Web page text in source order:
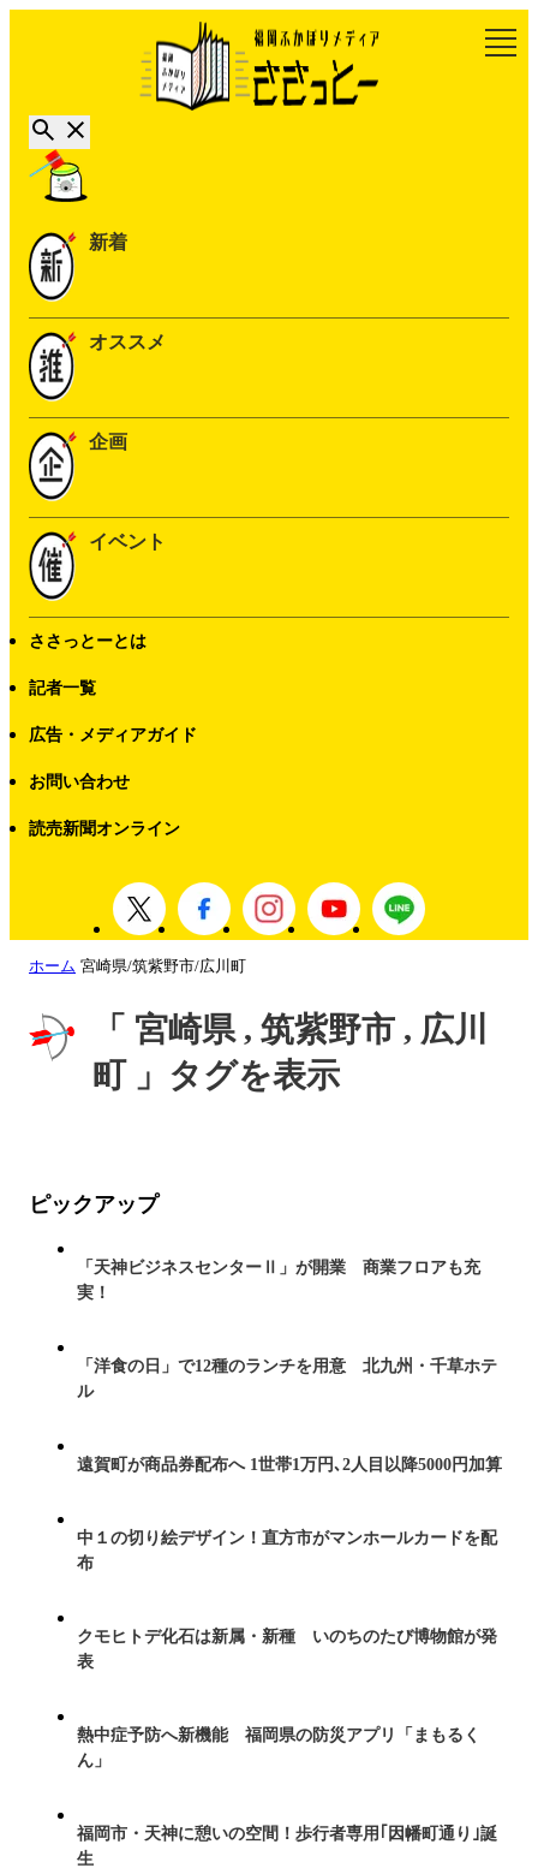
新着
オススメ
企画
イベント
ささっとーとは
記者一覧
広告・メディアガイド
お問い合わせ
読売新聞オンライン
ホーム 宮崎県/筑紫野市/広川町
「 宮崎県 , 筑紫野市 , 広川
町 」タグを表示
ピックアップ
「天神ビジネスセンターⅡ」が開業 商業フロアも充
実！
「洋食の日」で12種のランチを用意 北九州・千草ホテ
ル
遠賀町が商品券配布へ 1世帯1万円､2人目以降5000円加算
中１の切り絵デザイン！直方市がマンホールカードを配
布
クモヒトデ化石は新属・新種 いのちのたび博物館が発
表
熱中症予防へ新機能 福岡県の防災アプリ「まもるく
ん」
福岡市・天神に憩いの空間！歩行者専用｢因幡町通り｣誕
生